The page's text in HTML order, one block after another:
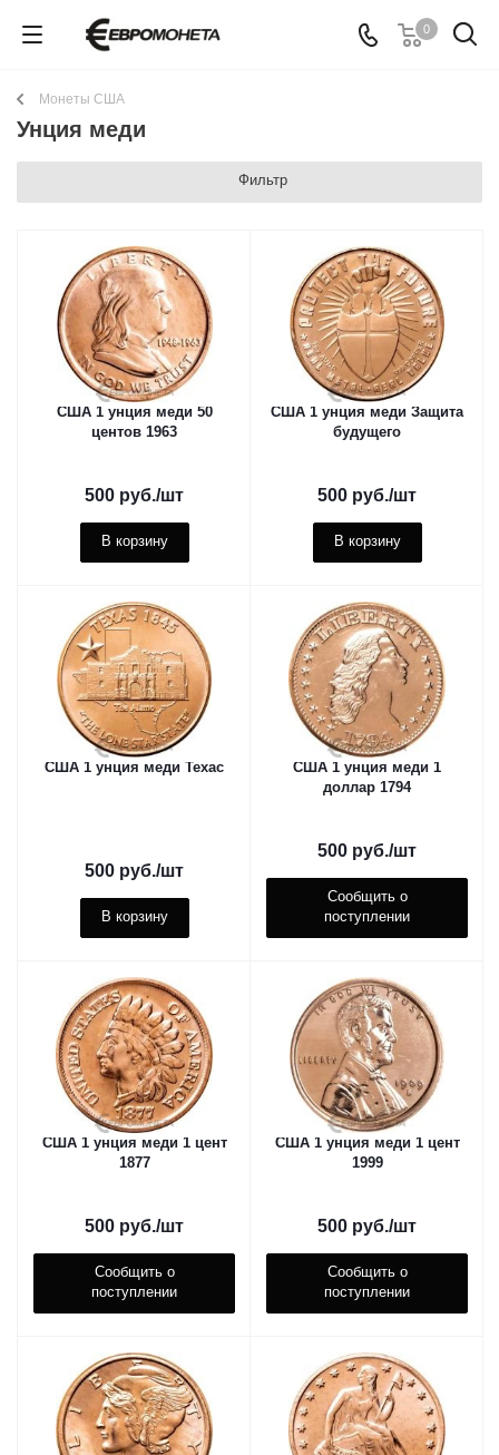
0
Монеты США
Унция меди
Фильтр
США 1 унция меди 50
центов 1963
500 руб./шт
В корзину
США 1 унция меди Защита
будущего
500 руб./шт
В корзину
США 1 унция меди Техас
500 руб./шт
В корзину
США 1 унция меди 1
доллар 1794
500 руб./шт
Сообщить о
поступлении
США 1 унция меди 1 цент
1877
500 руб./шт
Сообщить о
поступлении
США 1 унция меди 1 цент
1999
500 руб./шт
Сообщить о
поступлении